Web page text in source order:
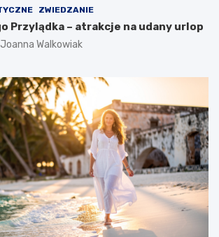
ZWIEDZANIE
Przylądka – atrakcje na udany urlop
Joanna Walkowiak